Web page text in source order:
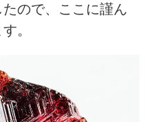
ので、ここに謹ん
。